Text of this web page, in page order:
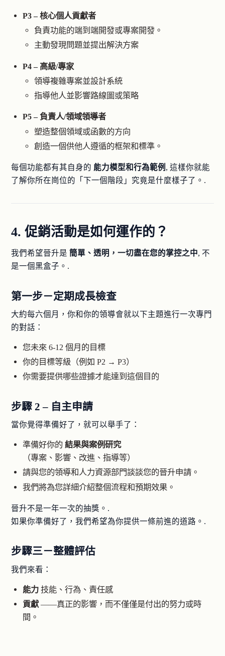
P3 – 核心個人貢獻者
負責功能的端到端開發或專案開發。
主動發現問題並提出解決方案
P4 – 高級/專家
領導複雜專案並設計系統
指導他人並影響路線圖或策略
P5 – 負責人/領域領導者
塑造整個領域或函數的方向
創造一個供他人遵循的框架和標準。
每個功能都有其自身的 能力模型和行為範例 , 這樣你就能
了解你所在崗位的「下一個階段」究竟是什麼樣子了。.
4. 促銷活動是如何運作的？
我們希望晉升是簡單、透明，一切盡在您的掌控之中, 不
是一個黑盒子。.
第一步－定期成長檢查
大約每六個月，你和你的領導會就以下主題進行一次專門
的對話：
您未來 6-12 個月的目標
你的目標等級（例如 P2 → P3）
你需要提供哪些證據才能達到這個目的
步驟 2 – 自主申請
當你覺得準備好了，就可以舉手了：
準備好你的結果與案例研究
（專案、影響、改進、指導等）
請與您的領導和人力資源部門談談您的晉升申請。
我們將為您詳細介紹整個流程和預期效果。
晉升不是一年一次的抽獎。.
如果你準備好了，我們希望為你提供一條前進的道路。.
步驟三－整體評估
我們來看：
能力 技能、行為、責任感
貢獻——真正的影響，而不僅僅是付出的努力或時
間。